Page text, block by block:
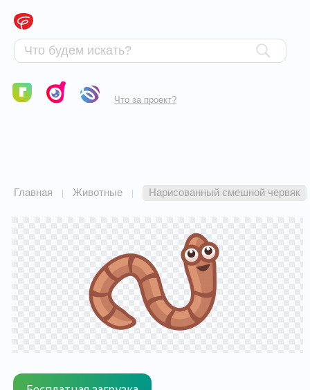
Что за проект?
Главная | Животные | Нарисованный смешной червяк